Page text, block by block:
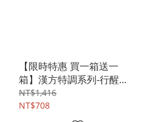
【限時特惠 買一箱送一
箱】漢方特調系列-行醒飲
共24入組-效期20270410
NT$1,416
NT$708